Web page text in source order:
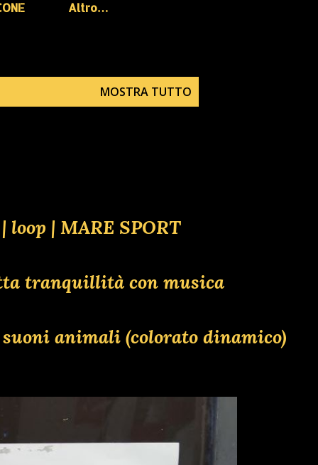
Altro…
MOSTRA TUTTO
loop | MARE SPORT
tranquillità con musica
animali (colorato dinamico)